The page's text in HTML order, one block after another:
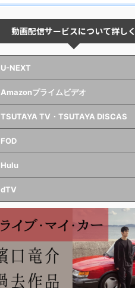
動画配信サービスについて詳しく
U-NEXT
Amazonプライムビデオ
TSUTAYA TV・TSUTAYA DISCAS
FOD
Hulu
dTV